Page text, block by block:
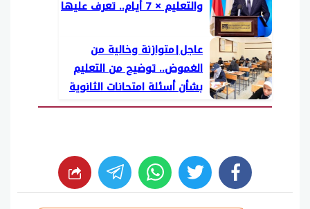
والتعليم × 7 أيام.. تعرف عليها
عاجل|متوازنة وخالية من
الغموض.. توضيح من التعليم
بشأن أسئلة امتحانات الثانوية
العامة 2026
facebook
twitter
whats